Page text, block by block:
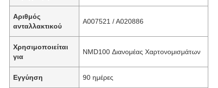
Αριθμός
ανταλλακτικού
A007521 / A020886
Χρησιμοποιείται
για
NMD100 Διανομέας Χαρτονομισμάτων
Εγγύηση 90 ημέρες